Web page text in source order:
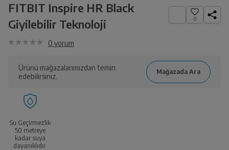
FITBIT Inspire HR Black
Giyilebilir Teknoloji
0
0 yorum
Ürünü mağazalarımızdan temin
edebilirsiniz.
Su Geçirmezlik
50 metreye
kadar suya
dayanıklıdır.